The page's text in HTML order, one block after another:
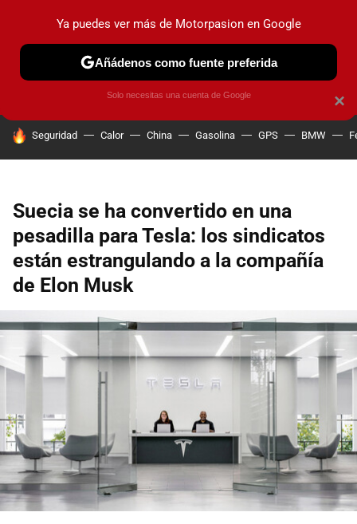
PRUEBAS COCHES ELÉCTRICOS OBSERVATORIO
HOY SE HABLA DE
Seguridad Calor China Gasolina GPS BMW
Suecia se ha convertido en una
pesadilla para Tesla: los sindicatos
están estrangulando a la compañía
de Elon Musk
×
Ya puedes ver más de Motorpasion en Google
Añádenos como fuente preferida
Solo necesitas una cuenta de Google